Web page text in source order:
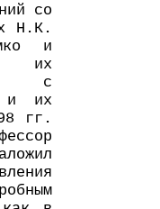
со
Н.К.
и
в их
с
и их
гг.